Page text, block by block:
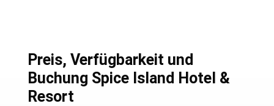
Preis, Verfügbarkeit und
Buchung Spice Island Hotel &
Resort